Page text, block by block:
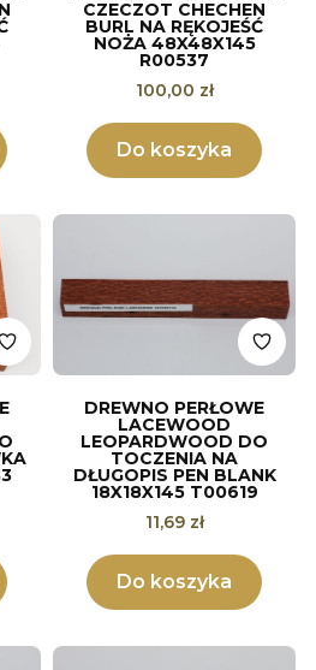
CZECZOT CHECHEN
BURL NA RĘKOJEŚĆ
NOŻA 48X48X145
R00537
Cena
100,00 zł
Do koszyka
DREWNO PERŁOWE
LACEWOOD
LEOPARDWOOD DO
TOCZENIA NA
DŁUGOPIS PEN BLANK
18X18X145 T00619
Cena
11,69 zł
Do koszyka